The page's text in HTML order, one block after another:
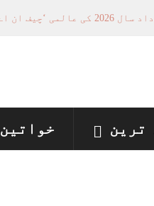
‘چیف ان اے آئی 100’ فہرست میں شامل
انتخابات کے لئے 12 ارب روپے سے زائد مختص کرنے کی منظوری
ترین خواتین